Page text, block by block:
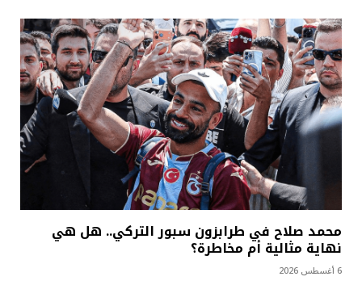
محمد صلاح في طرابزون سبور التركي.. هل هي
نهاية مثالية أم مخاطرة؟
6 أغسطس 2026